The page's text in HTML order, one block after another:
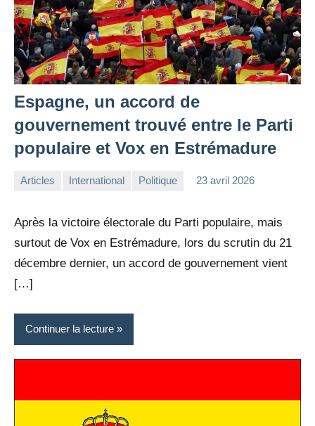
Espagne, un accord de
gouvernement trouvé entre le Parti
populaire et Vox en Estrémadure
Articles International Politique 23 avril 2026
Après la victoire électorale du Parti populaire, mais
surtout de Vox en Estrémadure, lors du scrutin du 21
décembre dernier, un accord de gouvernement vient
[…]
Continuer la lecture